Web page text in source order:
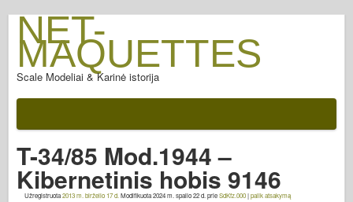
NET-
MAQUETTES
Scale Modeliai & Karinė istorija
Po mūšio
AFV ginklai
Sąjungininkų ašis
T-34/85 Mod.1944 –
Kibernetinis hobis 9146
Užregistruota2013 m. birželio 17 d. Modifikuota2024 m. spalio 22 d. prieSdKfz.000|palik atsakymą